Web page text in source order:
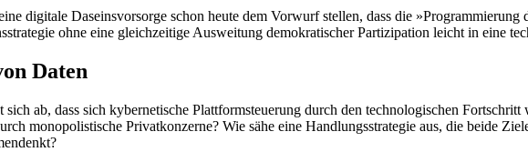
digitale Daseinsvorsorge schon heute dem Vorwurf stellen, dass die
ohne eine gleichzeitige Ausweitung demokratischer Partizipation leicht in eine
Daten
ab, dass sich kybernetische Plattformsteuerung durch den technologischen
monopolistische Privatkonzerne? Wie sähe eine Handlungsstrategie aus, die beide